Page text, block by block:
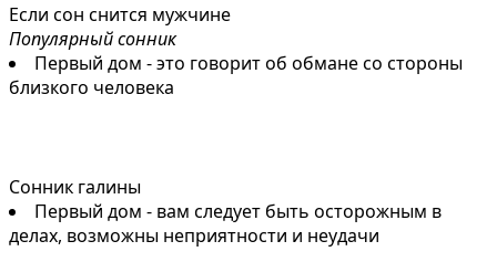
Если сон снится мужчине
Популярный сонник
Первый дом - это говорит об обмане со стороны
близкого человека
Сонник галины
Первый дом - вам следует быть осторожным в
делах, возможны неприятности и неудачи